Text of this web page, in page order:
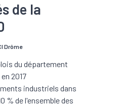
de la
Drôme
du département
2017
industriels dans
% de l'ensemble des